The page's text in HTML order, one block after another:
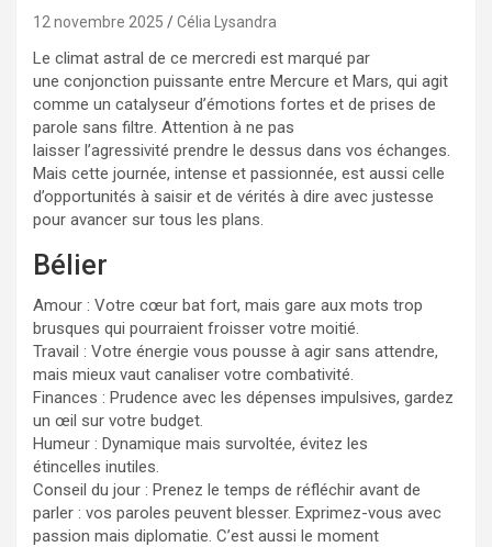
12 novembre 2025 Célia Lysandra
Le climat astral de ce mercredi est marqué par
une conjonction puissante entre Mercure et Mars, qui agit
comme un catalyseur d’émotions fortes et de prises de
parole sans filtre. Attention à ne pas
laisser l’agressivité prendre le dessus dans vos échanges.
Mais cette journée, intense et passionnée, est aussi celle
d’opportunités à saisir et de vérités à dire avec justesse
pour avancer sur tous les plans.
Bélier
Amour : Votre cœur bat fort, mais gare aux mots trop
brusques qui pourraient froisser votre moitié.
Travail : Votre énergie vous pousse à agir sans attendre,
mais mieux vaut canaliser votre combativité.
Finances : Prudence avec les dépenses impulsives, gardez
un œil sur votre budget.
Humeur : Dynamique mais survoltée, évitez les
étincelles inutiles.
Conseil du jour : Prenez le temps de réfléchir avant de
parler : vos paroles peuvent blesser. Exprimez-vous avec
passion mais diplomatie. C’est aussi le moment